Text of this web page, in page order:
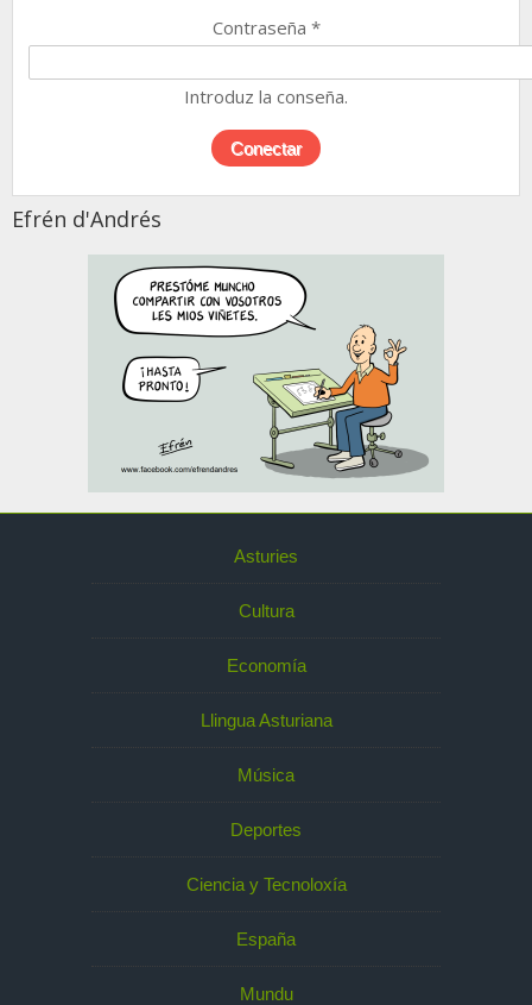
Contraseña *
Introduz la conseña.
Efrén d'Andrés
Asturies
Cultura
Economía
Llingua Asturiana
Música
Deportes
Ciencia y Tecnoloxía
España
Mundu